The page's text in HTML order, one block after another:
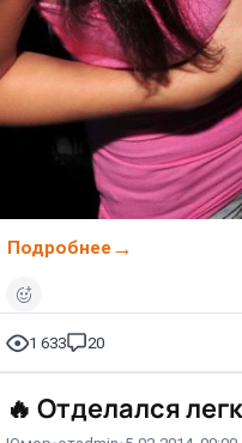
Подробнее
1 633 20
🔥 Отделался